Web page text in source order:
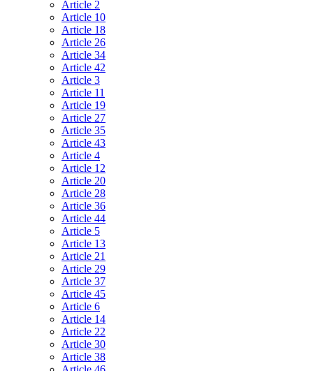
Article 2
Article 10
Article 18
Article 26
Article 34
Article 42
Article 3
Article 11
Article 19
Article 27
Article 35
Article 43
Article 4
Article 12
Article 20
Article 28
Article 36
Article 44
Article 5
Article 13
Article 21
Article 29
Article 37
Article 45
Article 6
Article 14
Article 22
Article 30
Article 38